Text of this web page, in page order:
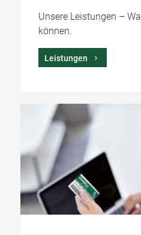
Unsere Leistungen –
können.
Leistungen